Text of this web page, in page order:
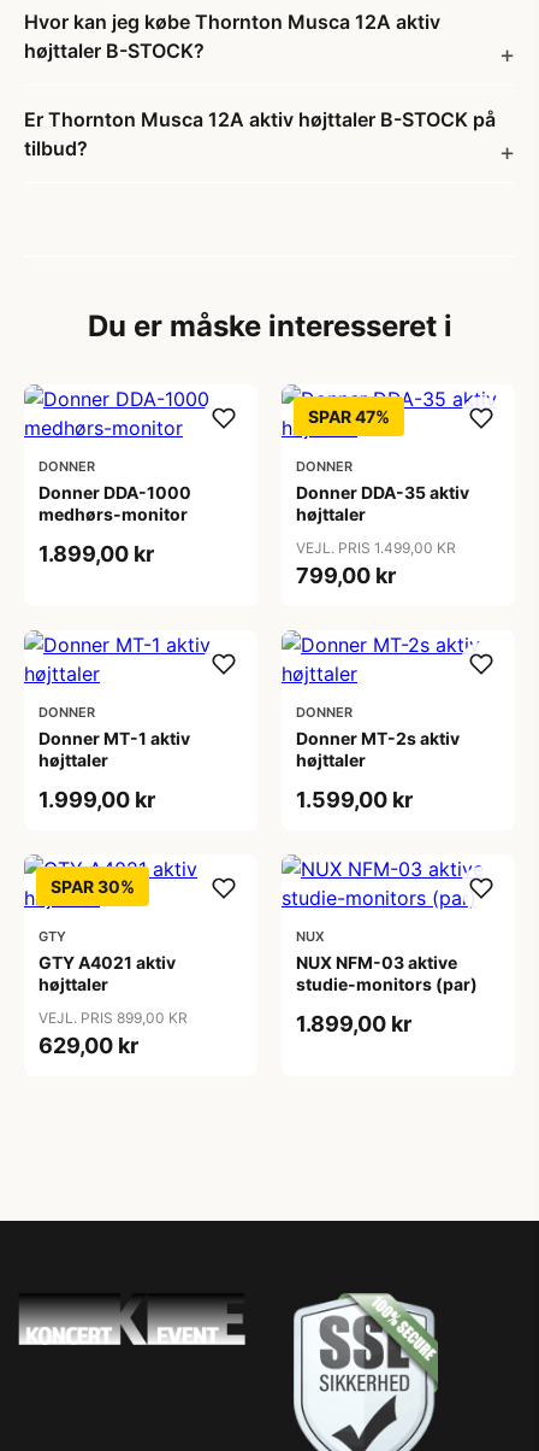
Hvor kan jeg købe Thornton Musca 12A aktiv
højttaler B-STOCK?
Er Thornton Musca 12A aktiv højttaler B-STOCK på
tilbud?
Du er måske interesseret i
DONNER
Donner DDA-1000
medhørs-monitor
1.899,00 kr
SPAR 47%
DONNER
Donner DDA-35 aktiv
højttaler
VEJL. PRIS 1.499,00 KR
799,00 kr
DONNER
Donner MT-1 aktiv
højttaler
1.999,00 kr
DONNER
Donner MT-2s aktiv
højttaler
1.599,00 kr
SPAR 30%
GTY
GTY A4021 aktiv
højttaler
VEJL. PRIS 899,00 KR
629,00 kr
NUX
NUX NFM-03 aktive
studie-monitors (par)
1.899,00 kr